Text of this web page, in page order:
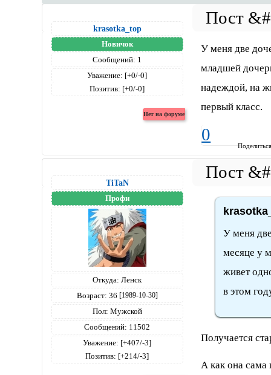
krasotka_top
Новичок
Сообщений: 1
Уважение: [+0/-0]
Позитив: [+0/-0]
У меня две
младшей
надеждой, на
первый класс.
0
TiTaN
Профи
Откуда: Ленск
Возраст: 36 [1989-10-30]
Пол: Мужской
Сообщений: 11502
Уважение: [+407/-3]
Позитив: [+214/-3]
У меня
месяце у
живет
в этом
Получается
А как она сама